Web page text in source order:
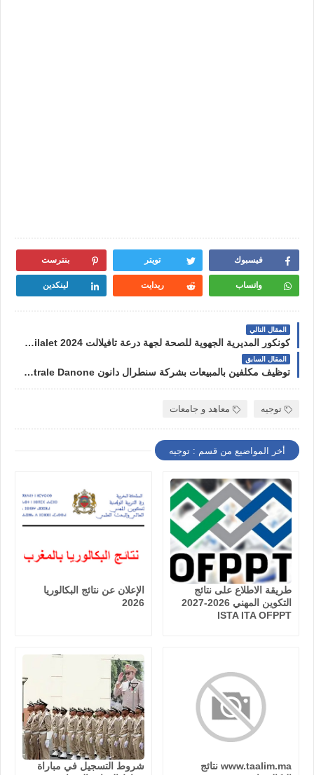
فيسبوك تويتر بنترست
واتساب ريدايت لينكدين
المقال التالي
كونكور المديرية الجهوية للصحة لجهة درعة تافيلالت 2024 Concours DR Santé Draa Tafilalet
المقال السابق
توظيف مكلفين بالمبيعات بشركة سنطرال دانون Centrale Danone
توجيه معاهد و جامعات
أخر المواضيع من قسم : توجيه
طريقة الاطلاع على نتائج
التكوين المهني 2026-2027
ISTA ITA OFPPT
الإعلان عن نتائج البكالوريا
2026
www.taalim.ma نتائج
شروط التسجيل في مباراة